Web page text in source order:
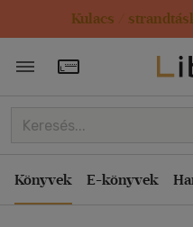
Kulacs /
Törzsvásárlói
Könyvek E-könyvek